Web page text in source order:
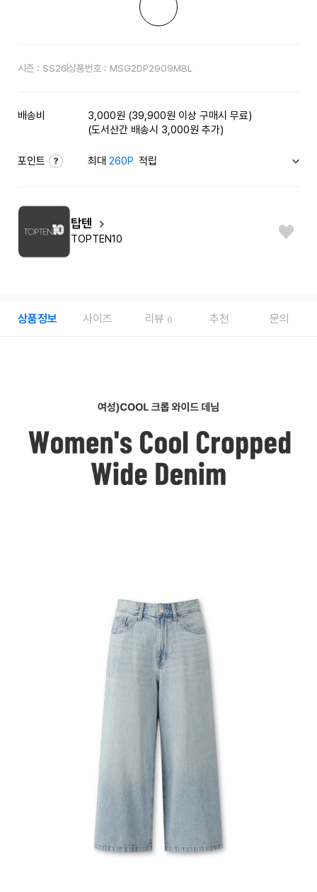
시즌 : SS26상품번호 : MSG2DP2909MBL
배송비
3,000원 (39,900원 이상 구매시 무료)
(도서산간 배송시 3,000원 추가)
포인트 최대260P 적립
탑텐
TOPTEN10
상품정보 사이즈 리뷰 0 추천 문의